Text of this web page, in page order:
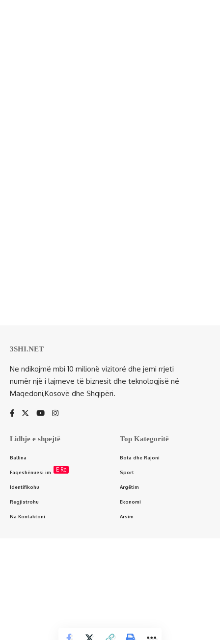
3SHI.NET
Ne ndikojmë mbi 10 milionë vizitorë dhe jemi rrjeti
numër një i lajmeve të biznesit dhe teknologjisë në
Maqedoni,Kosovë dhe Shqipëri.
Lidhje e shpejtë
Ballina
Faqeshënuesi im E Re
Identifikohu
Regjistrohu
Na Kontaktoni
Top Kategoritë
Bota dhe Rajoni
Sport
Argëtim
Ekonomi
Arsim